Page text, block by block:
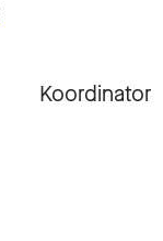
Koordinator